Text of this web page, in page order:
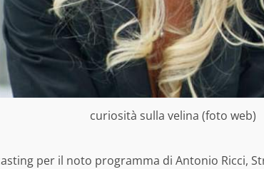
curiosità sulla velina (foto web)
per il noto programma di Antonio Ricci,